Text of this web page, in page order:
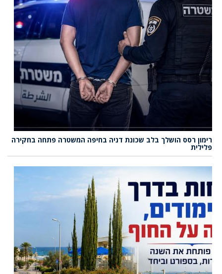
רימון רסס הושלך בלב שכונת דניה בחיפה המשטרה פתחה בחקירה
פלילית